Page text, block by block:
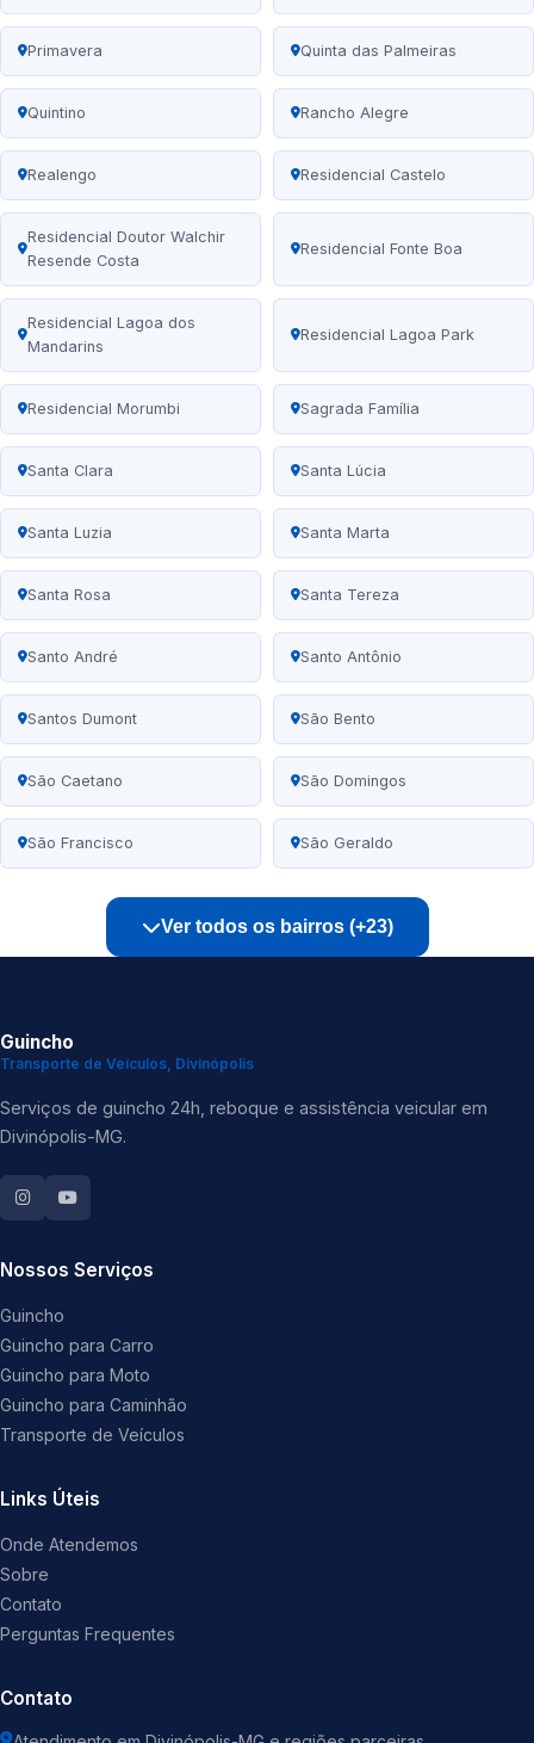
Primavera Quinta das Palmeiras
Quintino Rancho Alegre
Realengo Residencial Castelo
Residencial Doutor Walchir
Resende Costa
Residencial Fonte Boa
Residencial Lagoa dos
Mandarins
Residencial Lagoa Park
Residencial Morumbi Sagrada Família
Santa Clara Santa Lúcia
Santa Luzia Santa Marta
Santa Rosa Santa Tereza
Santo André Santo Antônio
Santos Dumont São Bento
São Caetano São Domingos
São Francisco São Geraldo
Ver todos os bairros (+23)
Guincho
Transporte de Veículos, Divinópolis
Serviços de guincho 24h, reboque e assistência veicular em
Divinópolis-MG.
Nossos Serviços
Guincho
Guincho para Carro
Guincho para Moto
Guincho para Caminhão
Transporte de Veículos
Links Úteis
Onde Atendemos
Sobre
Contato
Perguntas Frequentes
Contato